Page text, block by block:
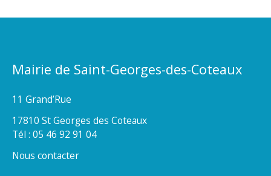
Mairie de Saint-Georges-des-Coteaux
11 Grand’Rue
17810 St Georges des Coteaux
Tél : 05 46 92 91 04
Nous contacter